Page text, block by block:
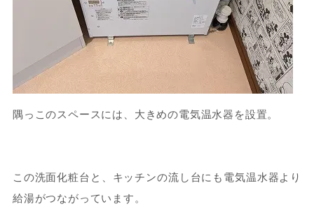
隅っこのスペースには、大きめの電気温水器を設置。
この洗面化粧台と、キッチンの流し台にも電気温水器より
給湯がつながっています。